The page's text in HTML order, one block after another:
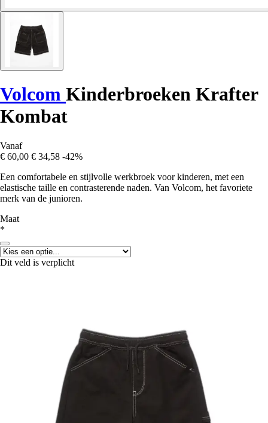
Volcom Kinderbroeken Krafter
Kombat
Vanaf
€ 60,00 € 34,58 -42%
Een comfortabele en stijlvolle werkbroek voor kinderen, met een
elastische taille en contrasterende naden. Van Volcom, het favoriete
merk van de junioren.
Maat
*
Dit veld is verplicht